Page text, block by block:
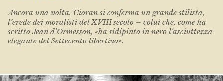
Ancora una volta, Cioran si conferma un grande stilista,
l’erede dei moralisti del XVIII secolo – colui che, come ha
scritto Jean d’Ormesson, «ha ridipinto in nero l'asciuttezza
elegante del Settecento libertino».